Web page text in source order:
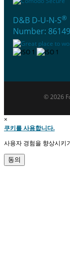
D&B D-U-N-S®
Number:
© 2026
×
쿠키를 사용합니다.
사용자 경험을 향상시키
동의